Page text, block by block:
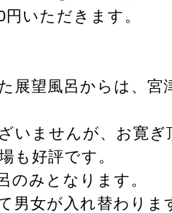
いただきます。
展望風呂からは、宮
いませんが、お寛
も好評です。
のみとなります。
男女が入れ替わりま